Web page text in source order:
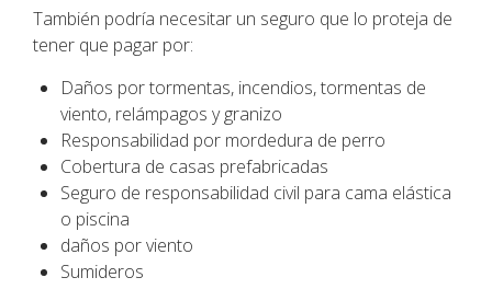
También podría necesitar un seguro que lo proteja de
tener que pagar por:
Daños por tormentas, incendios, tormentas de
viento, relámpagos y granizo
Responsabilidad por mordedura de perro
Cobertura de casas prefabricadas
Seguro de responsabilidad civil para cama elástica
o piscina
daños por viento
Sumideros